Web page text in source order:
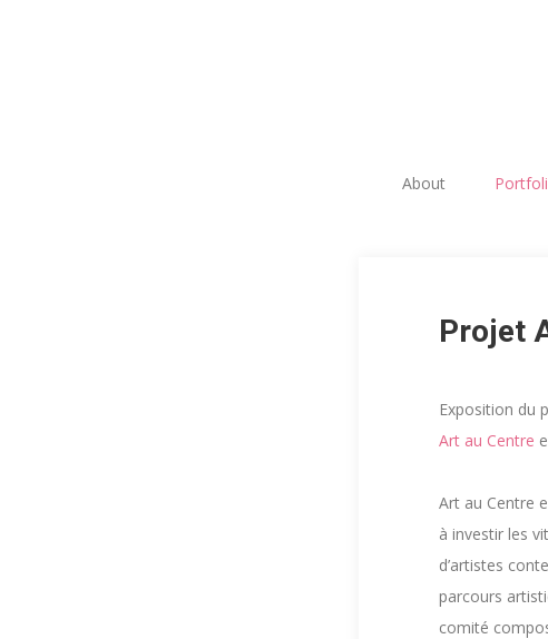
About
Projet
Exposition du
Art au Centre
Art au Centre
à investir les
d’artistes
parcours
comité